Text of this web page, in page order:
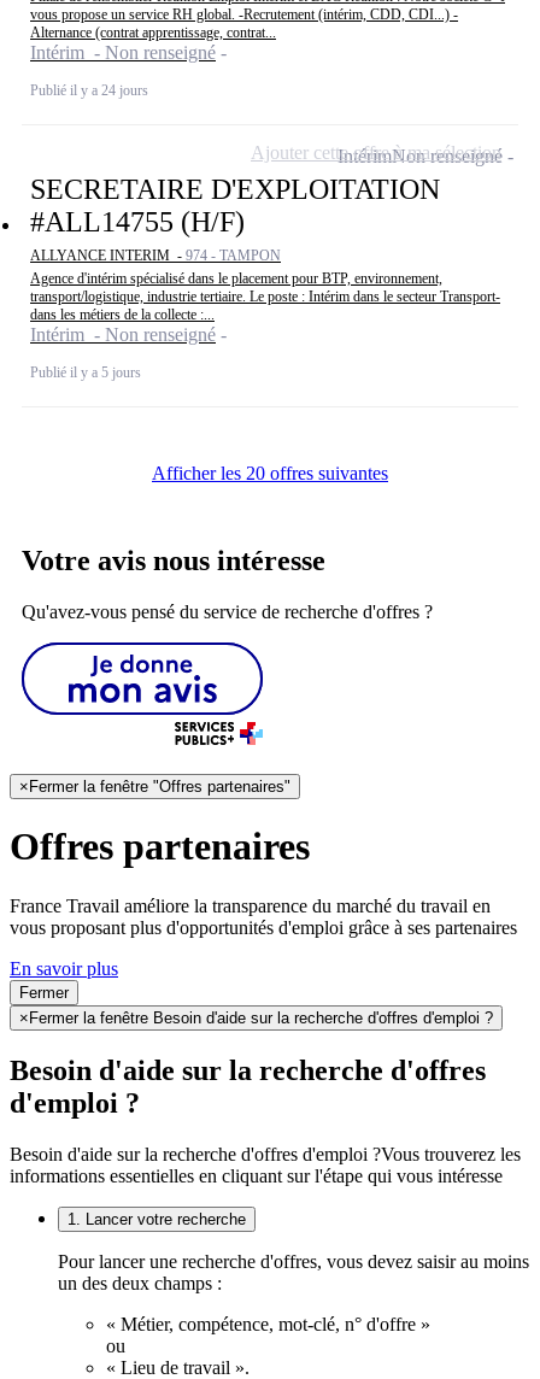
vous propose un service RH global. -Recrutement (intérim, CDD, CDI...) -
Alternance (contrat apprentissage, contrat...
Intérim - Non renseigné
Publié il y a 24 jours
SECRETAIRE D'EXPLOITATION
#ALL14755 (H/F)
ALLYANCE INTERIM - 974 - TAMPON
Agence d'intérim spécialisé dans le placement pour BTP, environnement,
transport/logistique, industrie tertiaire. Le poste : Intérim dans le secteur Transport-
dans les métiers de la collecte :...
Intérim - Non renseigné
Publié il y a 5 jours
IntérimNon renseigné
Ajouter cette offre à ma sélection
Afficher les 20 offres suivantes
Votre avis nous intéresse
Qu'avez-vous pensé du service de recherche d'offres ?
× Fermer la fenêtre "Offres partenaires"
Offres partenaires
France Travail améliore la transparence du marché du travail en
vous proposant plus d'opportunités d'emploi grâce à ses partenaires
En savoir plus
Fermer
× Fermer la fenêtre Besoin d'aide sur la recherche d'offres d'emploi ?
Besoin d'aide sur la recherche d'offres
d'emploi ?
Besoin d'aide sur la recherche d'offres d'emploi ?Vous trouverez les
informations essentielles en cliquant sur l'étape qui vous intéresse
1. Lancer votre recherche
Pour lancer une recherche d'offres, vous devez saisir au moins
un des deux champs :
« Métier, compétence, mot-clé, n° d'offre »
ou
« Lieu de travail ».